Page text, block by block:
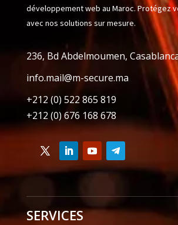
développement web au Maroc. Protégez
avec nos solutions sur mesure.
236, Bd Abdelmoumen,
info.mail@m-secure.ma
+212 (0) 522 865 819
+212 (0) 676 168 678
SERVICES